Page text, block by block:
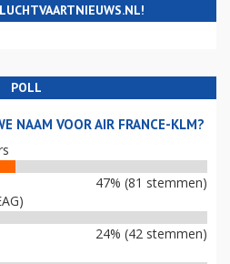
POLL
NAAM VOOR AIR FRANCE-KLM?
47% (81 stemmen)
24% (42 stemmen)